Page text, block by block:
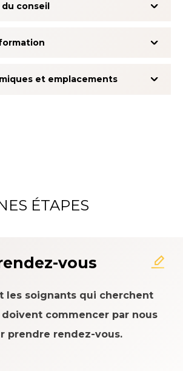
conseil
et emplacements
du système
ÉTAPES
vous
les soignants qui cherchent
commencer par nous
prendre rendez-vous.